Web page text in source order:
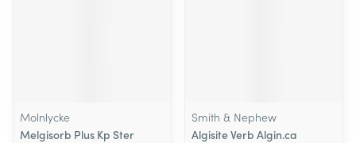
Molnlycke
Melgisorb Plus Kp Ster
Smith & Nephew
Algisite Verb Algin.ca